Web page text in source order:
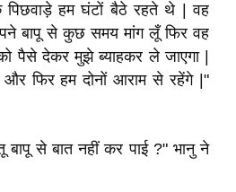
पिछवाड़े हम घंटों बैठे रहते थे | वह
बापू से कुछ समय मांग लूँ फिर वह
पैसे देकर मुझे ब्याहकर ले जाएगा |
फिर हम दोनों आराम से रहेंगे |"
बापू से बात नहीं कर पाई ?" भानु ने